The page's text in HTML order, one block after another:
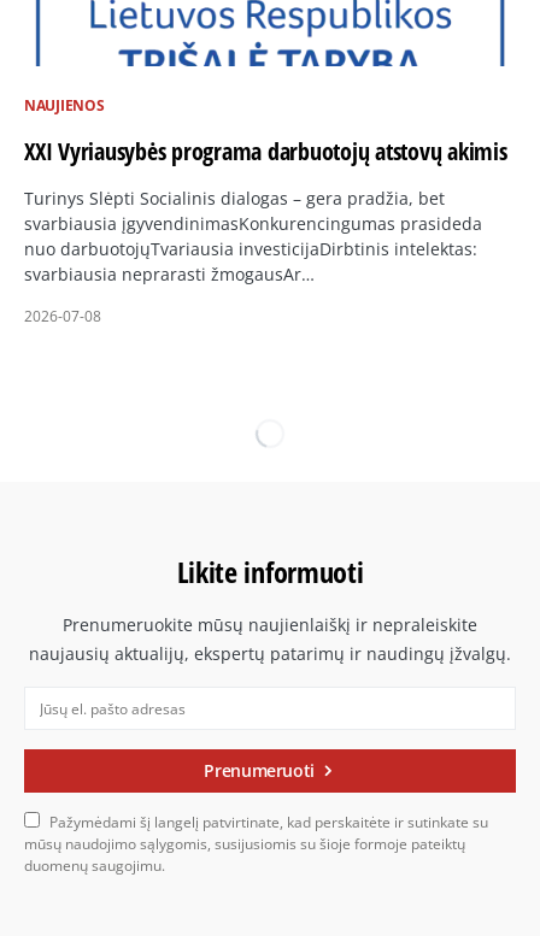
NAUJIENOS
XXI Vyriausybės programa darbuotojų atstovų akimis
Turinys Slėpti Socialinis dialogas – gera pradžia, bet
svarbiausia įgyvendinimasKonkurencingumas prasideda
nuo darbuotojųTvariausia investicijaDirbtinis intelektas:
svarbiausia neprarasti žmogausAr…
2026-07-08
Likite informuoti
Prenumeruokite mūsų naujienlaiškį ir nepraleiskite
naujausių aktualijų, ekspertų patarimų ir naudingų įžvalgų.
Prenumeruoti
Pažymėdami šį langelį patvirtinate, kad perskaitėte ir sutinkate su
mūsų naudojimo sąlygomis, susijusiomis su šioje formoje pateiktų
duomenų saugojimu.